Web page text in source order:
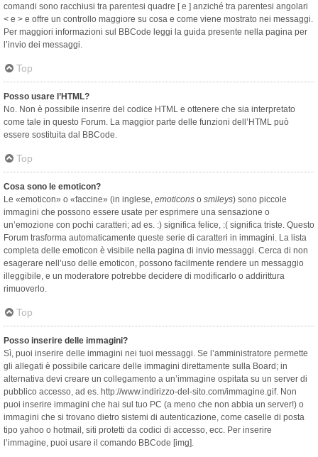
comandi sono racchiusi tra parentesi quadre [ e ] anziché tra parentesi angolari
< e > e offre un controllo maggiore su cosa e come viene mostrato nei messaggi.
Per maggiori informazioni sul BBCode leggi la guida presente nella pagina per
l’invio dei messaggi.
Top
Posso usare l’HTML?
No. Non è possibile inserire del codice HTML e ottenere che sia interpretato
come tale in questo Forum. La maggior parte delle funzioni dell’HTML può
essere sostituita dal BBCode.
Top
Cosa sono le emoticon?
Le «emoticon» o «faccine» (in inglese, emoticons o smileys) sono piccole
immagini che possono essere usate per esprimere una sensazione o
un’emozione con pochi caratteri; ad es. :) significa felice, :( significa triste. Questo
Forum trasforma automaticamente queste serie di caratteri in immagini. La lista
completa delle emoticon è visibile nella pagina di invio messaggi. Cerca di non
esagerare nell’uso delle emoticon, possono facilmente rendere un messaggio
illeggibile, e un moderatore potrebbe decidere di modificarlo o addirittura
rimuoverlo.
Top
Posso inserire delle immagini?
Sì, puoi inserire delle immagini nei tuoi messaggi. Se l’amministratore permette
gli allegati è possibile caricare delle immagini direttamente sulla Board; in
alternativa devi creare un collegamento a un’immagine ospitata su un server di
pubblico accesso, ad es. http://www.indirizzo-del-sito.com/immagine.gif. Non
puoi inserire immagini che hai sul tuo PC (a meno che non abbia un server!) o
immagini che si trovano dietro sistemi di autenticazione, come caselle di posta
tipo yahoo o hotmail, siti protetti da codici di accesso, ecc. Per inserire
l’immagine, puoi usare il comando BBCode [img].